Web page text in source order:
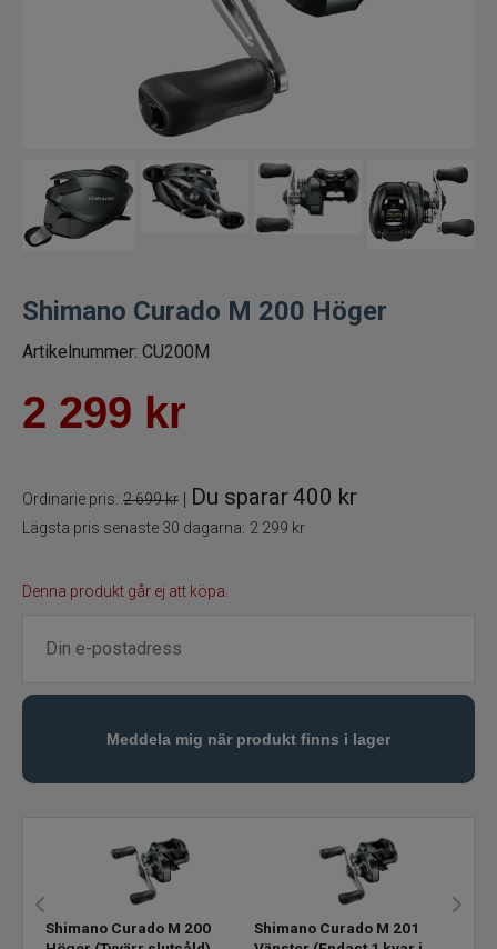
Trollingrullar
Flugrullar
Tillbehör fiskerullar
Spön
Fiskeset
Fiskedrag
Småplock
Flugfiske
Vinterfiske
Specimenfiske
Shimano Curado M 200 Höger
Artikelnummer: CU200M
2 299 kr
Ordinarie pris: 2 699 kr | Du sparar400 kr
Lägsta pris senaste 30 dagarna: 2 299 kr
Denna produkt går ej att köpa.
Shimano Curado M 200
Shimano Curado M 201